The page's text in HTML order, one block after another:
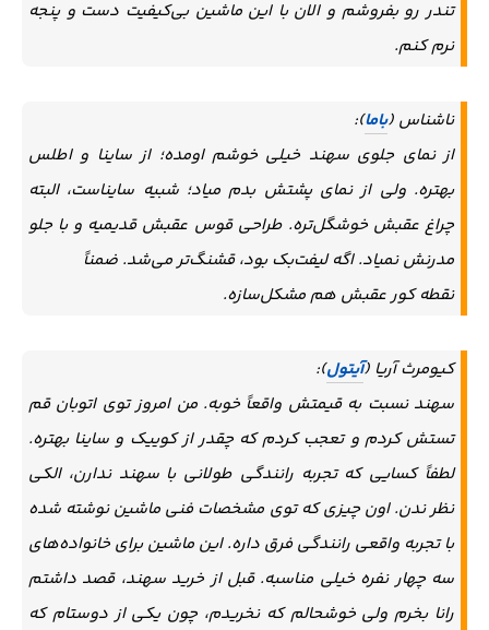
تندر رو بفروشم و الان با این ماشین بی‌کیفیت دست و پنجه
نرم کنم.
ناشناس (باما):
از نمای جلوی سهند خیلی خوشم اومده؛ از ساینا و اطلس
بهتره. ولی از نمای پشتش بدم میاد؛ شبیه سایناست، البته
چراغ عقبش خوشگل‌تره. طراحی قوس عقبش قدیمیه و با جلو
مدرنش نمیاد. اگه لیفت‌بک بود، قشنگ‌تر می‌شد. ضمناً
نقطه کور عقبش هم مشکل‌سازه.
کیومرث آریا (آیتول):
سهند نسبت به قیمتش واقعاً خوبه. من امروز توی اتوبان قم
تستش کردم و تعجب کردم که چقدر از کوییک و ساینا بهتره.
لطفاً کسایی که تجربه رانندگی طولانی با سهند ندارن، الکی
نظر ندن. اون چیزی که توی مشخصات فنی ماشین نوشته شده
با تجربه واقعی رانندگی فرق داره. این ماشین برای خانواده‌های
سه چهار نفره خیلی مناسبه. قبل از خرید سهند، قصد داشتم
رانا بخرم ولی خوشحالم که نخریدم، چون یکی از دوستام که